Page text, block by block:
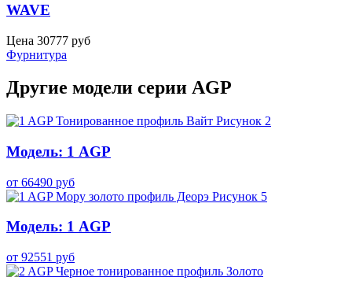
WAVE
Цена 30777 руб
Фурнитура
Другие модели серии AGP
Модель: 1 AGP
от 66490 руб
Модель: 1 AGP
от 92551 руб